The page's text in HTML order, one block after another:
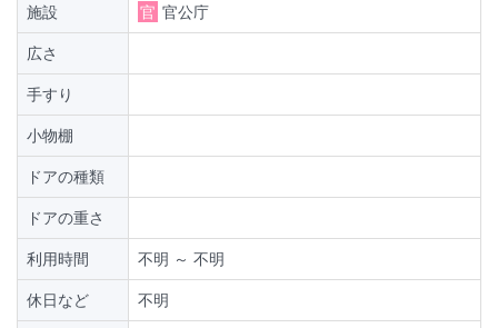
施設
官 官公庁
広さ
手すり
小物棚
ドアの種類
ドアの重さ
利用時間
不明 ～ 不明
休日など
不明